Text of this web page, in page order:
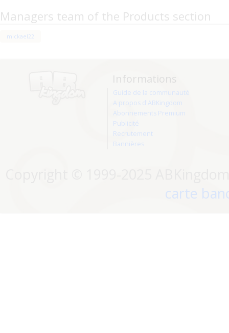
Managers team of the Products section
mickael22
Informations
Guide de la communauté
A propos d'ABKingdom
Abonnements Premium
Publicité
Recrutement
Bannières
carte